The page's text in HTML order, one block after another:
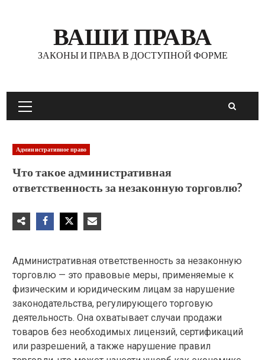
содержимомуВАШИ ПРАВА
ЗАКОНЫ И ПРАВА В ДОСТУПНОЙ ФОРМЕ
Основное
меню
Административное право
Что такое административная
ответственность за незаконную торговлю?
Административная ответственность за незаконную
торговлю — это правовые меры, применяемые к
физическим и юридическим лицам за нарушение
законодательства, регулирующего торговую
деятельность. Она охватывает случаи продажи
товаров без необходимых лицензий, сертификаций
или разрешений, а также нарушение правил